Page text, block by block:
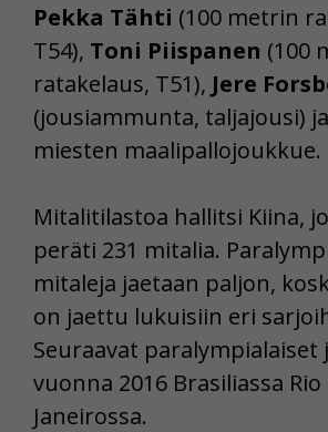
Pekka Tähti (100 metrin
T54), Toni Piispanen (100
ratakelaus, T51), Jere
(jousiammunta, taljajousi)
miesten maalipallojoukkue.
Mitalitilastoa hallitsi Kiina,
peräti 231 mitalia.
mitaleja jaetaan paljon,
on jaettu lukuisiin eri
Seuraavat paralympialaiset
vuonna 2016 Brasiliassa Rio
Janeirossa.